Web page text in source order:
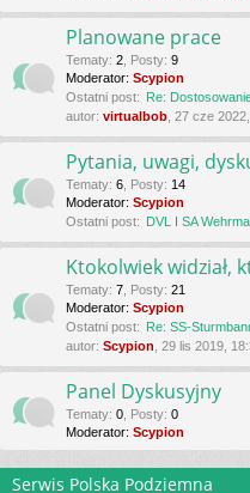
Planowane prace
Tematy: 2 Posty: 9
Moderator: Scypion
Ostatni post: Re:
autor: virtualbob , 27 cze
Pytania, uwagi,
Tematy: 6 Posty: 14
Moderator: Scypion
Ostatni post: DVL I SA
Ktokolwiek widział,
Tematy: 7 Posty: 21
Moderator: Scypion
Ostatni post: Re: SS-
autor: Scypion , 29 lis 2019,
Panel Dyskusyjny
Tematy: 0 Posty: 0
Moderator: Scypion
Serwis Polska Podziemna